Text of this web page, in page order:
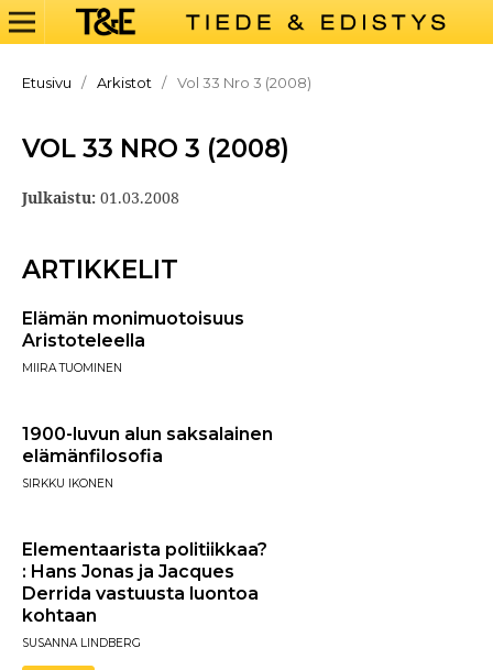
Etusivu / Arkistot / Vol 33 Nro 3 (2008)
VOL 33 NRO 3 (2008)
Julkaistu: 01.03.2008
ARTIKKELIT
Elämän monimuotoisuus
Aristoteleella
MIIRA TUOMINEN
1900-luvun alun saksalainen
elämänfilosofia
SIRKKU IKONEN
Elementaarista politiikkaa?
: Hans Jonas ja Jacques
Derrida vastuusta luontoa
kohtaan
SUSANNA LINDBERG